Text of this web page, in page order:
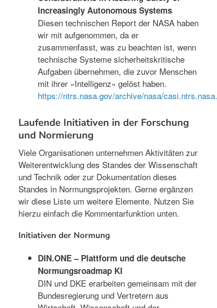
Increasingly Autonomous Systems
Diesen technischen Report der NASA haben
wir mit aufgenommen, da er
zusammenfasst, was zu beachten ist, wenn
technische Systeme sicherheitskritische
Aufgaben übernehmen, die zuvor Menschen
mit ihrer »Intelligenz« gelöst haben.
https://ntrs.nasa.gov/archive/nasa/
Laufende Initiativen in der Forschung
und Normierung
Viele Organisationen unternehmen Aktivitäten zur
Weiterentwicklung des Standes der Wissenschaft
und Technik oder zur Dokumentation dieses
Standes in Normungsprojekten. Gerne ergänzen
wir diese Liste um weitere Elemente. Nutzen Sie
hierzu einfach die Kommentarfunktion unten.
Initiativen der Normung
DIN.ONE – Plattform und die deutsche
Normungsroadmap KI
DIN und DKE erarbeiten gemeinsam mit der
Bundesregierung und Vertretern aus